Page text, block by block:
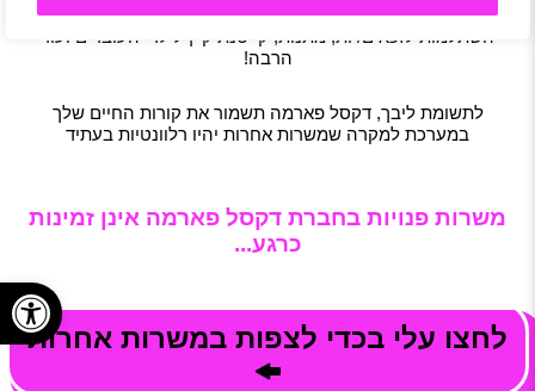
הסעות, ארוחות מסובסדות, מענקים רבעוניים, ביטוח בריאות, קרן
השתלמות לזכאים/יות, מתנות, קייטנת קיץ לילדי העובדים ועוד
הרבה!
לתשומת ליבך, דקסל פארמה תשמור את קורות החיים שלך
במערכת למקרה שמשרות אחרות יהיו רלוונטיות בעתיד
משרות פנויות בחברת דקסל פארמה אינן זמינות
כרגע...
לחצו עלי בכדי לצפות במשרות אחרות